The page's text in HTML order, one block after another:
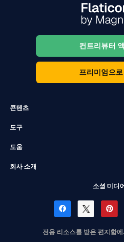
컨트리뷰터
프리미엄으
콘텐츠
도구
도움
회사 소개
소셜 미디
전용 리소스를 받은 편지함